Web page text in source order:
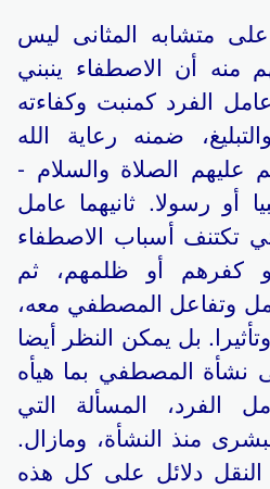
متشابه المثانى ليس
منه أن الاصطفاء ينبني
الفرد كمنبت وكفاءته
ضمنه رعاية الله
الصلاة والسلام -
أو رسولا. ثانيهما عامل
تكتنف أسباب الاصطفاء
كفرهم أو ظلمهم، ثم
وتفاعل المصطفي معه،
بل يمكن النظر أيضا
نشأة المصطفي بما هيأه
الفرد، المسألة التي
منذ النشأة، ومازال.
دلائل على كل هذه